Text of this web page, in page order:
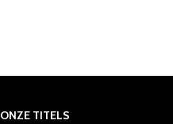
ONZE TITELS